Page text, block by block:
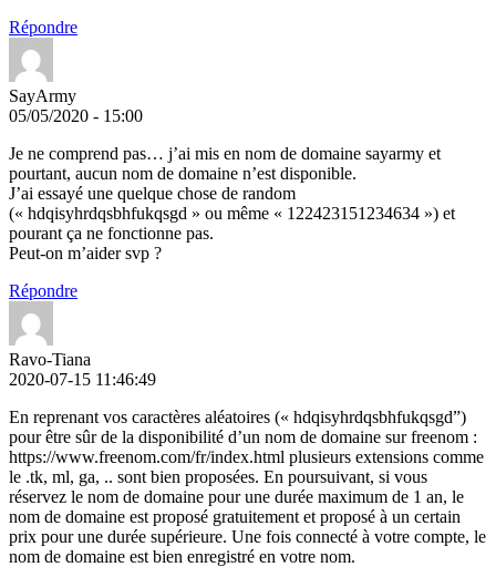
Répondre
SayArmy
05/05/2020 - 15:00
Je ne comprend pas… j’ai mis en nom de domaine sayarmy et
pourtant, aucun nom de domaine n’est disponible.
J’ai essayé une quelque chose de random
(« hdqisyhrdqsbhfukqsgd » ou même « 122423151234634 ») et
pourant ça ne fonctionne pas.
Peut-on m’aider svp ?
Répondre
Ravo-Tiana
2020-07-15 11:46:49
En reprenant vos caractères aléatoires (« hdqisyhrdqsbhfukqsgd”)
pour être sûr de la disponibilité d’un nom de domaine sur freenom :
https://www.freenom.com/fr/index.html plusieurs extensions comme
le .tk, ml, ga, .. sont bien proposées. En poursuivant, si vous
réservez le nom de domaine pour une durée maximum de 1 an, le
nom de domaine est proposé gratuitement et proposé à un certain
prix pour une durée supérieure. Une fois connecté à votre compte, le
nom de domaine est bien enregistré en votre nom.